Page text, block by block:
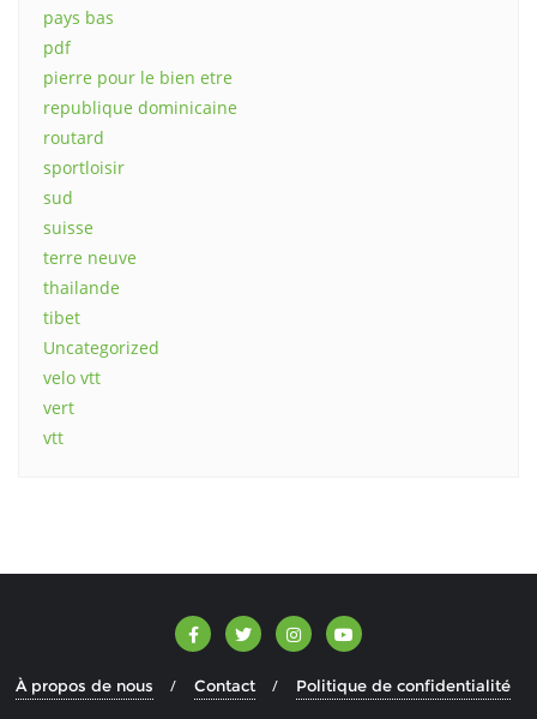
pays bas
pdf
pierre pour le bien etre
republique dominicaine
routard
sportloisir
sud
suisse
terre neuve
thailande
tibet
Uncategorized
velo vtt
vert
vtt
À propos de nous Contact Politique de confidentialité